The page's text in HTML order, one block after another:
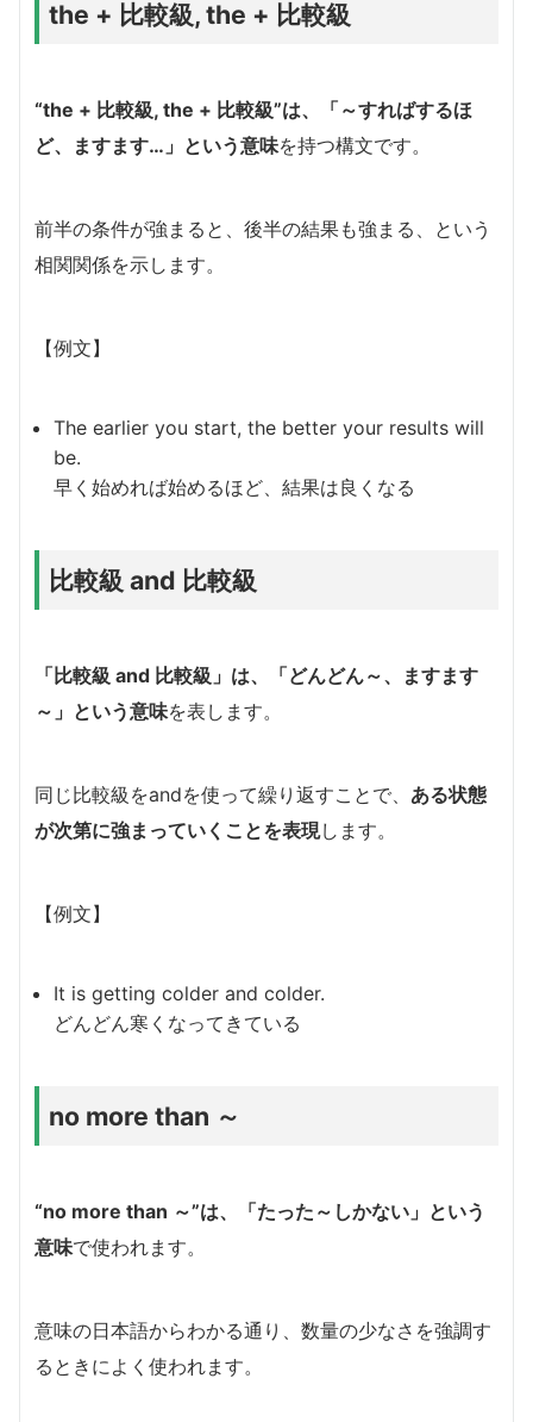
the + 比較級, the + 比較級
“the + 比較級, the + 比較級”は、「～すればするほ
ど、ますます…」という意味を持つ構文です。
前半の条件が強まると、後半の結果も強まる、という
相関関係を示します。
【例文】
The earlier you start, the better your results will
be.
早く始めれば始めるほど、結果は良くなる
比較級 and 比較級
「比較級 and 比較級」は、「どんどん～、ますます
～」という意味を表します。
同じ比較級をandを使って繰り返すことで、 ある状態
が次第に強まっていくことを表現します。
【例文】
It is getting colder and colder.
どんどん寒くなってきている
no more than ～
“no more than ～”は、「たった～しかない」という
意味で使われます。
意味の日本語からわかる通り、数量の少なさを強調す
るときによく使われます。